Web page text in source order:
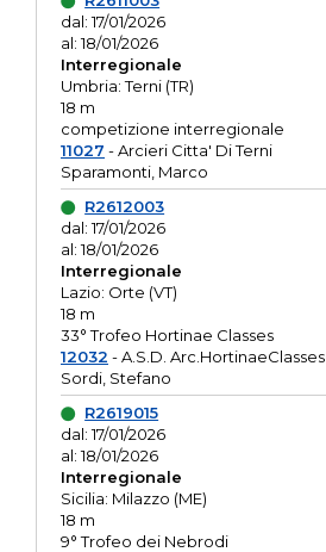
dal: 17/01/2026
al: 18/01/2026
Interregionale
Umbria: Terni (TR)
18 m
competizione interregionale
11027 - Arcieri Citta' Di Terni
Sparamonti, Marco
R2612003
dal: 17/01/2026
al: 18/01/2026
Interregionale
Lazio: Orte (VT)
18 m
33° Trofeo Hortinae Classes
12032 - A.S.D. Arc.HortinaeClasses
Sordi, Stefano
R2619015
dal: 17/01/2026
al: 18/01/2026
Interregionale
Sicilia: Milazzo (ME)
18 m
9° Trofeo dei Nebrodi